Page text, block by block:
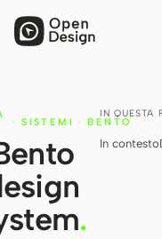
PRODOTTO
Open Design
HTML Anything
HTML Video
IN QUESTA
In contesto
· SISTEMI · BENTO
.